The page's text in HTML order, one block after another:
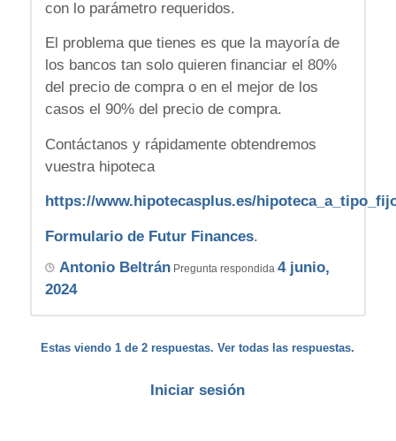
con lo parámetro requeridos.
El problema que tienes es que la mayoría de
los bancos tan solo quieren financiar el 80%
del precio de compra o en el mejor de los
casos el 90% del precio de compra.
Contáctanos y rápidamente obtendremos
vuestra hipoteca
https://www.hipotecasplus.es/
Formulario de Futur Finances.
Antonio BeltránPregunta respondida 4 junio,
2024
Estas viendo 1 de 2 respuestas. Ver todas las respuestas.
Iniciar sesión